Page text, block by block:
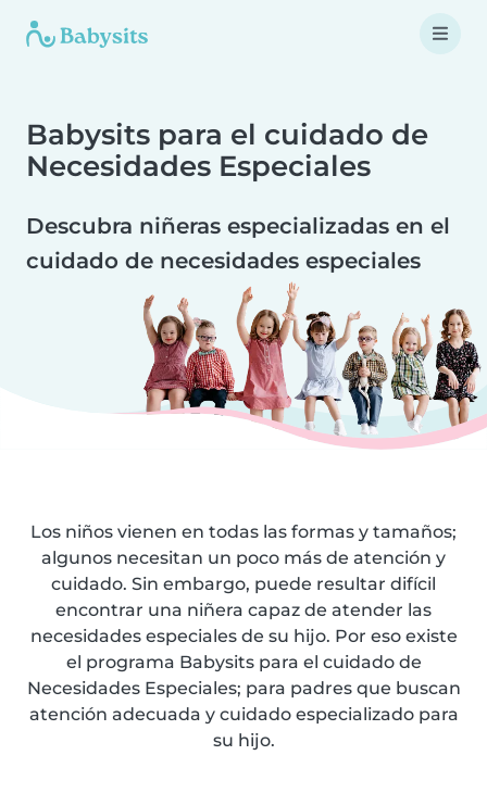
Babysits para el cuidado de
Necesidades Especiales
Descubra niñeras especializadas en el
cuidado de necesidades especiales
Los niños vienen en todas las formas y tamaños;
algunos necesitan un poco más de atención y
cuidado. Sin embargo, puede resultar difícil
encontrar una niñera capaz de atender las
necesidades especiales de su hijo. Por eso existe
el programa Babysits para el cuidado de
Necesidades Especiales; para padres que buscan
atención adecuada y cuidado especializado para
su hijo.